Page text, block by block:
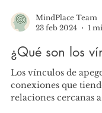
23 feb 2024
1
¿Qué son los
Los vínculos de
conexiones que